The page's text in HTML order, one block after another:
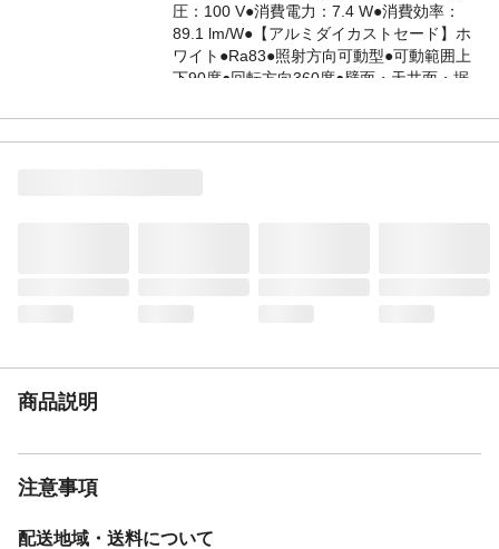
圧：100 V●消費電力：7.4 W●消費効率：
89.1 lm/W●【アルミダイカストセード】ホ
ワイト●Ra83●照射方向可動型●可動範囲上
下90度●回転方向360度●壁面・天井面・据
商品説明
注意事項
配送地域・送料について